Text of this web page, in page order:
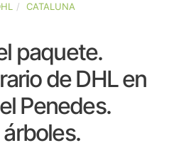
CATALUNA
paquete.
de DHL en
Penedes.